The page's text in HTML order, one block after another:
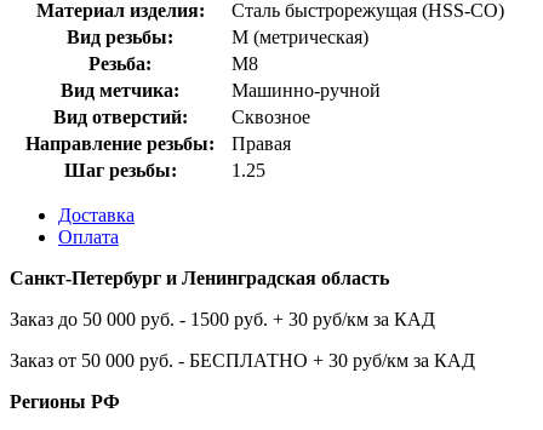
Материал изделия:
Сталь быстрорежущая (HSS-CO)
Вид резьбы:
M (метрическая)
Резьба:
M8
Вид метчика:
Машинно-ручной
Вид отверстий:
Сквозное
Направление резьбы:
Правая
Шаг резьбы:
1.25
Доставка
Оплата
Санкт-Петербург и Ленинградская область
Заказ до 50 000 руб. - 1500 руб. + 30 руб/км за КАД
Заказ от 50 000 руб. - БЕСПЛАТНО + 30 руб/км за КАД
Регионы РФ